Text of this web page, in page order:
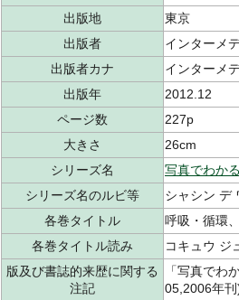
出版地
東京
出版者
インターメ
出版者カナ
インターメ
出版年
2012.12
ページ数
227p
大きさ
26cm
シリーズ名
写真でわか
シリーズ名のルビ等
シャシン デ
各巻タイトル
呼吸・循環
各巻タイトル読み
コキュウ ジ
版及び書誌的来歴に関する
注記
「写真でわ
05,2006年